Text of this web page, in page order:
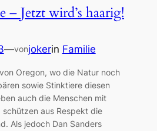
– Jetzt wird’s haarig!
—vonjokerin Familie
Oregon, wo die Natur noch
sowie Stinktiere diesen
auch die Menschen mit
aus Respekt die
Als jedoch Dan Sanders